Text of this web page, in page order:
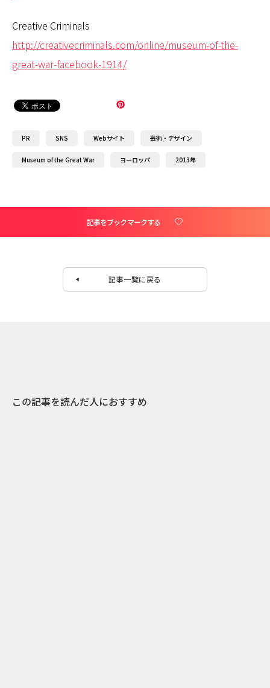
Creative Criminals
http://creativecriminals.com/online/museum-of-the-
great-war-facebook-1914/
PR SNS Webサイト 芸術・デザイン
Museum of the Great War ヨーロッパ 2013年
記事をブックマークする
記事一覧に戻る
この記事を読んだ人におすすめ